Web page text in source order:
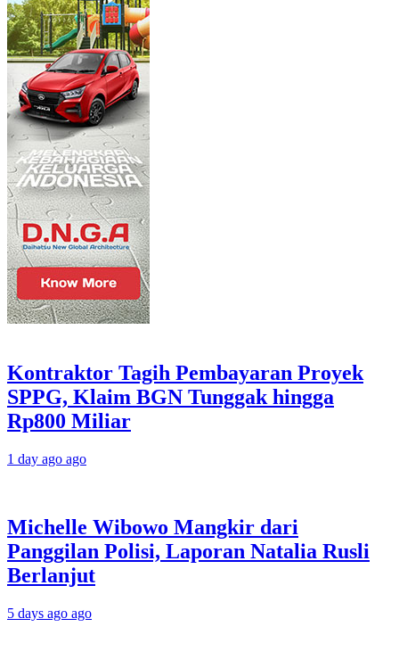
Kontraktor Tagih Pembayaran Proyek
SPPG, Klaim BGN Tunggak hingga
Rp800 Miliar
1 day ago ago
Michelle Wibowo Mangkir dari
Panggilan Polisi, Laporan Natalia Rusli
Berlanjut
5 days ago ago